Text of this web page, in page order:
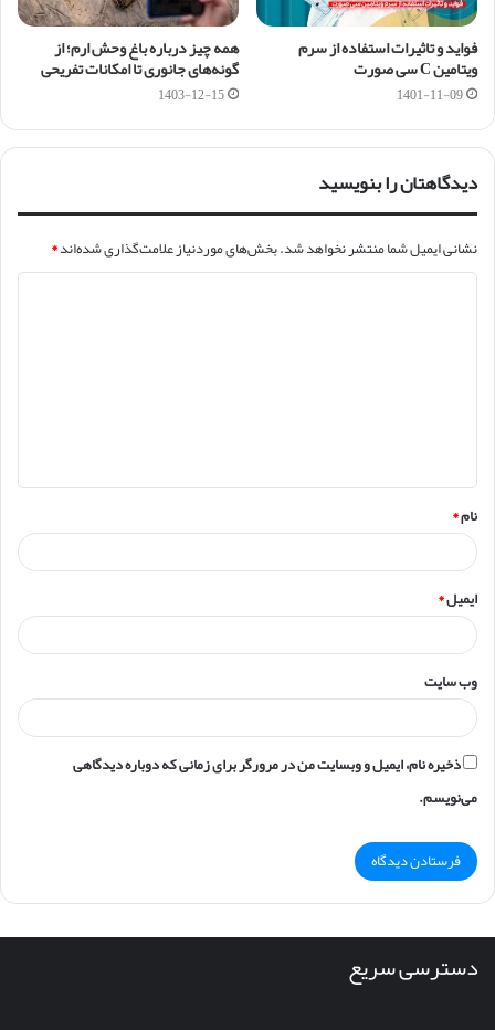
فواید و تاثیرات استفاده از سرم
ویتامین C سی صورت
1401-11-09
همه چیز درباره باغ وحش ارم؛ از
گونه‌های جانوری تا امکانات تفریحی
1403-12-15
دیدگاهتان را بنویسید
نشانی ایمیل شما منتشر نخواهد شد.بخش‌های موردنیاز علامت‌گذاری شده‌اند*
*
نام*
ایمیل*
وب‌ سایت
ذخیره نام، ایمیل و وبسایت من در مرورگر برای زمانی که دوباره دیدگاهی
می‌نویسم.
دسترسی سریع